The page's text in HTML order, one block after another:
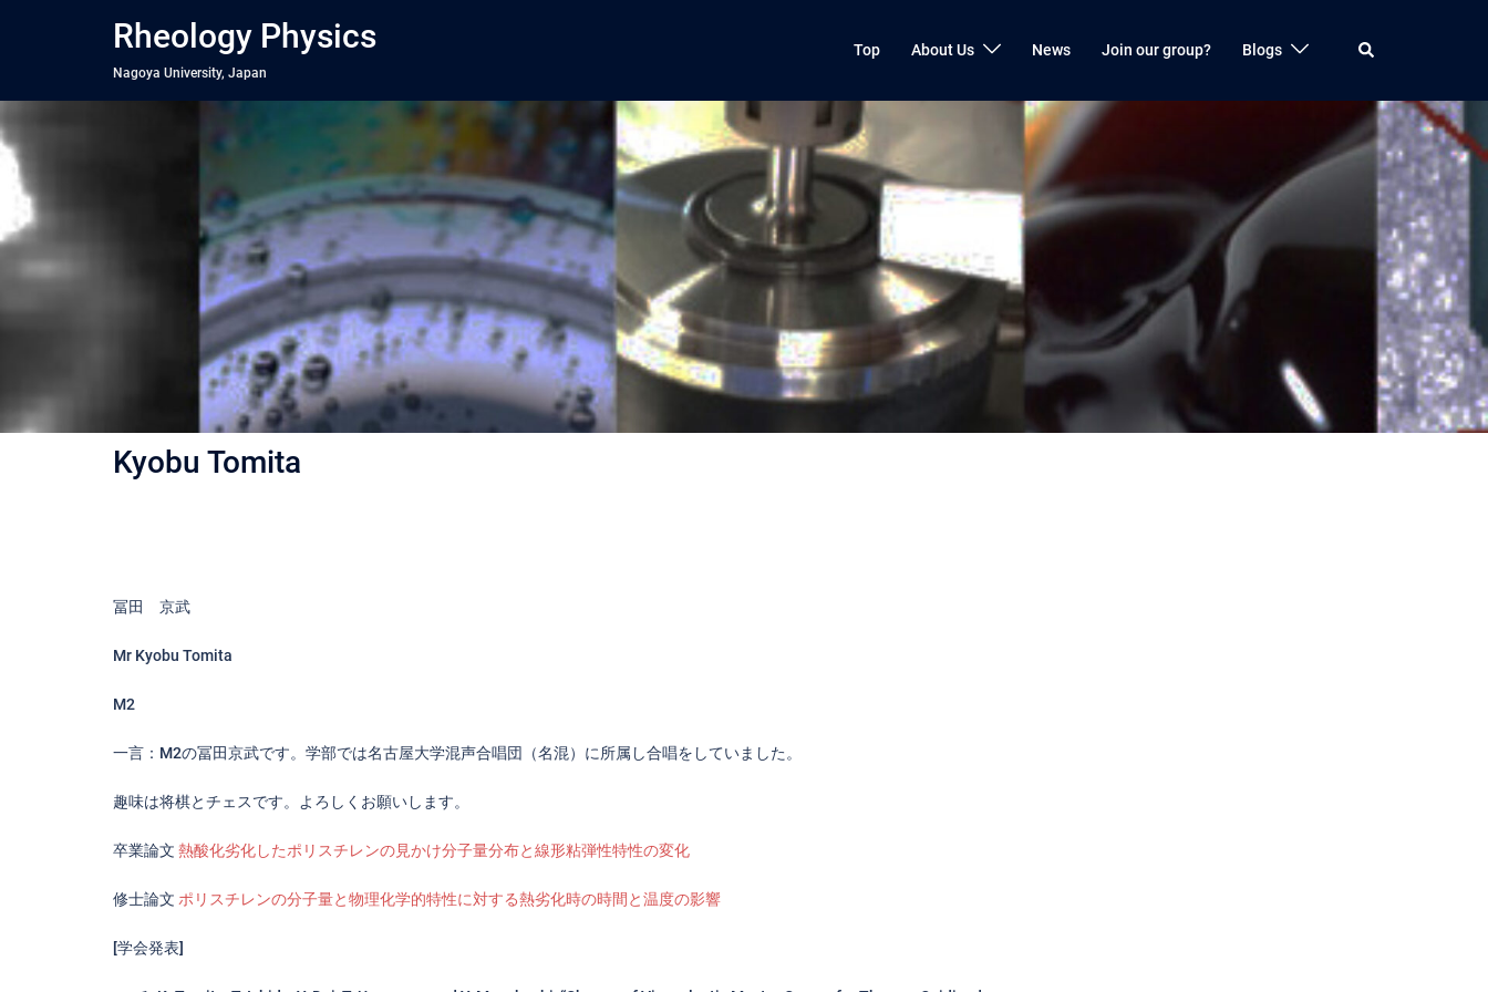
へ
プ
Rheology Physics
Nagoya University, Japan
Top About Us News Join our group? Blogs
検
索
Kyobu Tomita
冨田 京武
Mr Kyobu Tomita
M2
一言：M2の冨田京武です。学部では名古屋大学混声合唱団（名混）に所属し合唱をしていました。
趣味は将棋とチェスです。よろしくお願いします。
卒業論文 熱酸化劣化したポリスチレンの見かけ分子量分布と線形粘弾性特性の変化
修士論文 ポリスチレンの分子量と物理化学的特性に対する熱劣化時の時間と温度の影響
[学会発表]